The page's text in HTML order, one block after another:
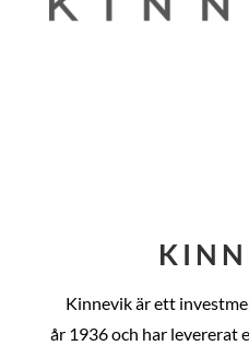
Kinnevik är ett
år 1936 och har levererat